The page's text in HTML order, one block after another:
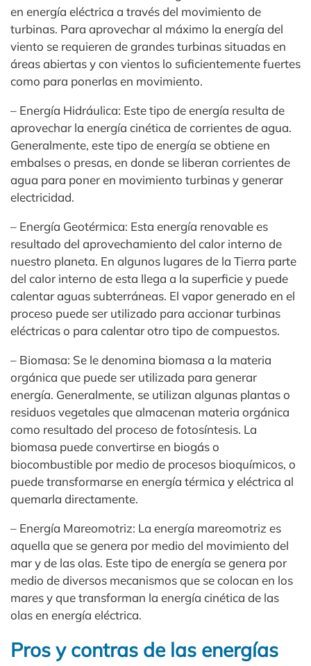
en energía eléctrica a través del movimiento de
turbinas. Para aprovechar al máximo la energía del
viento se requieren de grandes turbinas situadas en
áreas abiertas y con vientos lo suficientemente fuertes
como para ponerlas en movimiento.
– Energía Hidráulica: Este tipo de energía resulta de
aprovechar la energía cinética de corrientes de agua.
Generalmente, este tipo de energía se obtiene en
embalses o presas, en donde se liberan corrientes de
agua para poner en movimiento turbinas y generar
electricidad.
– Energía Geotérmica: Esta energía renovable es
resultado del aprovechamiento del calor interno de
nuestro planeta. En algunos lugares de la Tierra parte
del calor interno de esta llega a la superficie y puede
calentar aguas subterráneas. El vapor generado en el
proceso puede ser utilizado para accionar turbinas
eléctricas o para calentar otro tipo de compuestos.
– Biomasa: Se le denomina biomasa a la materia
orgánica que puede ser utilizada para generar
energía. Generalmente, se utilizan algunas plantas o
residuos vegetales que almacenan materia orgánica
como resultado del proceso de fotosíntesis. La
biomasa puede convertirse en biogás o
biocombustible por medio de procesos bioquímicos, o
puede transformarse en energía térmica y eléctrica al
quemarla directamente.
– Energía Mareomotriz: La energía mareomotriz es
aquella que se genera por medio del movimiento del
mar y de las olas. Este tipo de energía se genera por
medio de diversos mecanismos que se colocan en los
mares y que transforman la energía cinética de las
olas en energía eléctrica.
Pros y contras de las energías